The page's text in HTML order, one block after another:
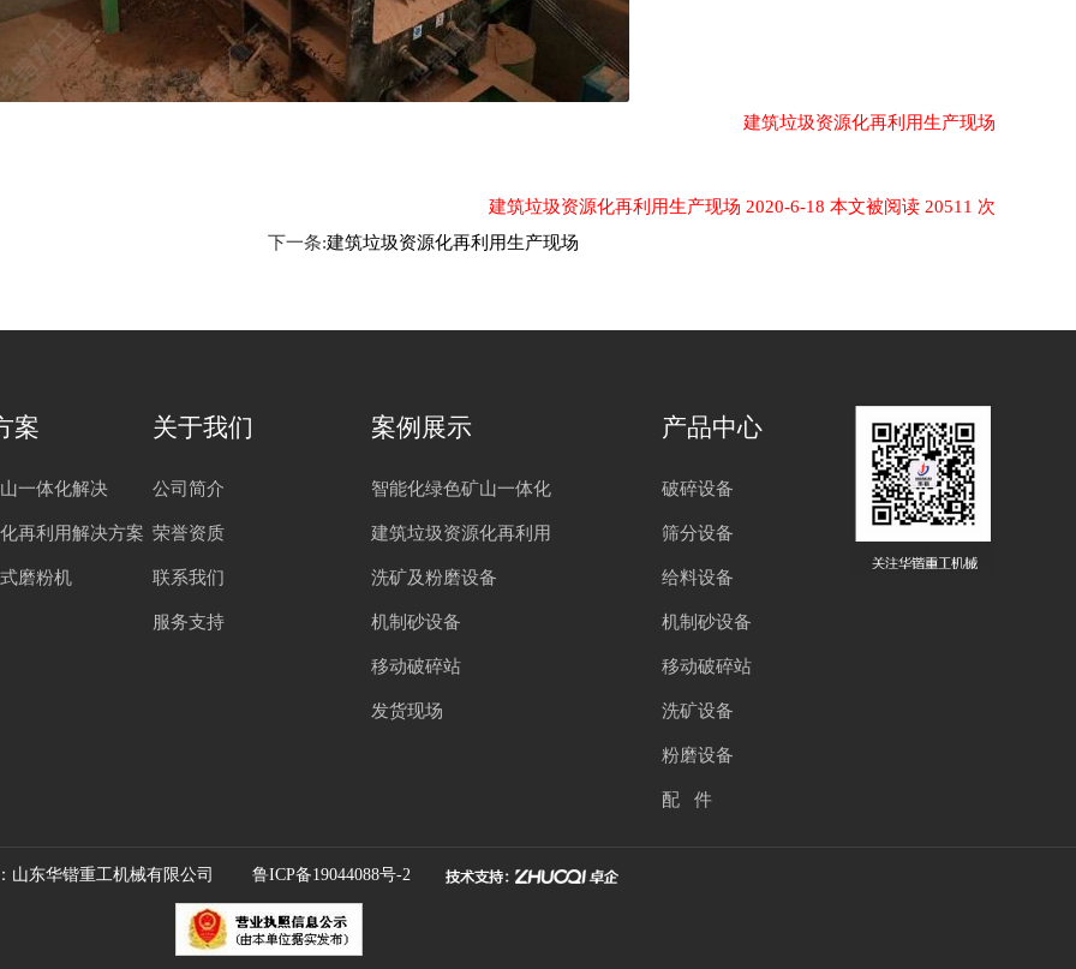
建筑垃圾资源化再利用生产现场
建筑垃圾资源化再利用生产现场 2020-6-18 本文被阅读 20511 次
下一条:建筑垃圾资源化再利用生产现场
案
一体化解决
再利用解决方案
磨粉机
关于我们
公司简介
荣誉资质
联系我们
服务支持
案例展示
智能化绿色矿山一体化
建筑垃圾资源化再利用
洗矿及粉磨设备
机制砂设备
移动破碎站
发货现场
产品中心
破碎设备
筛分设备
给料设备
机制砂设备
移动破碎站
洗矿设备
粉磨设备
配 件
山东华锴重工机械有限公司 鲁ICP备19044088号-2